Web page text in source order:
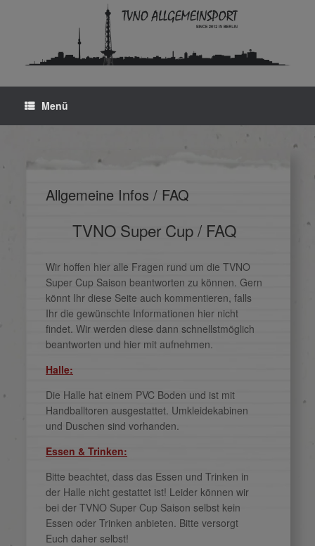
Menü
Allgemeine Infos / FAQ
TVNO Super Cup / FAQ
Wir hoffen hier alle Fragen rund um die TVNO
Super Cup Saison beantworten zu können. Gern
könnt Ihr diese Seite auch kommentieren, falls
Ihr die gewünschte Informationen hier nicht
findet. Wir werden diese dann schnellstmöglich
beantworten und hier mit aufnehmen.
Halle:
Die Halle hat einem PVC Boden und ist mit
Handballtoren ausgestattet. Umkleidekabinen
und Duschen sind vorhanden.
Essen & Trinken:
Bitte beachtet, dass das Essen und Trinken in
der Halle nicht gestattet ist! Leider können wir
bei der TVNO Super Cup Saison selbst kein
Essen oder Trinken anbieten. Bitte versorgt
Euch daher selbst!